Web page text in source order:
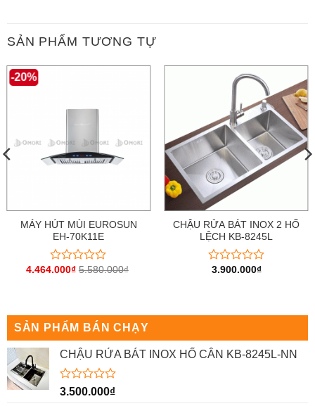
SẢN PHẨM TƯƠNG TỰ
-20%
MÁY HÚT MÙI EUROSUN
EH-70K11E
Được
5
sao
4.464.000₫ 5.580.000₫
CHẬU RỬA BÁT INOX 2 HỐ
LỆCH KB-8245L
Được
5
3.900.000₫
SẢN PHẨM BÁN CHẠY
CHẬU RỬA BÁT INOX HỐ CÂN KB-8245L-NN
Được
3.500.000₫